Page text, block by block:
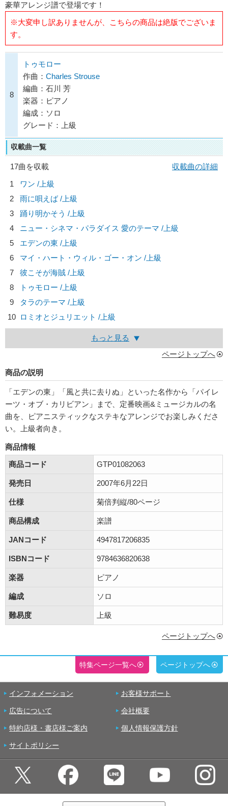
豪華アレンジ譜で登場です！
※大変申し訳ありませんが、こちらの商品は絶版でございま
す。
8
トゥモロー
作曲： Charles Strouse
編曲：石川 芳
楽器：ピアノ
編成：ソロ
グレード：上級
収載曲一覧
17曲を収載
収載曲の詳細
1
ワン /上級
2
雨に唄えば /上級
3
踊り明かそう /上級
4
ニュー・シネマ・パラダイス 愛のテーマ /上級
5
エデンの東 /上級
6
マイ・ハート・ウィル・ゴー・オン /上級
7
彼こそが海賊 /上級
8
トゥモロー /上級
9
タラのテーマ /上級
10 ロミオとジュリエット /上級
もっと見る
ページトップへ
商品の説明
「エデンの東」「風と共に去りぬ」といった名作から「パイレ
ーツ・オブ・カリビアン」まで、定番映画&ミュージカルの名
曲を、ピアニスティックなステキなアレンジでお楽しみくださ
い。上級者向き。
商品情報
商品コード
GTP01082063
発売日 2007年6月22日
仕様 菊倍判縦/80ページ
商品構成 楽譜
JANコード 4947817206835
ISBNコード 9784636820638
楽器 ピアノ
編成 ソロ
難易度 上級
ページトップへ
特集ページ一覧へ ページトップへ
インフォメーション お客様サポート
広告について 会社概要
特約店様・書店様ご案内 個人情報保護方針
サイトポリシー